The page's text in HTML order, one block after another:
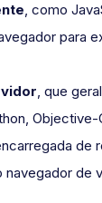
, como
para
, que
Objective-
de
de